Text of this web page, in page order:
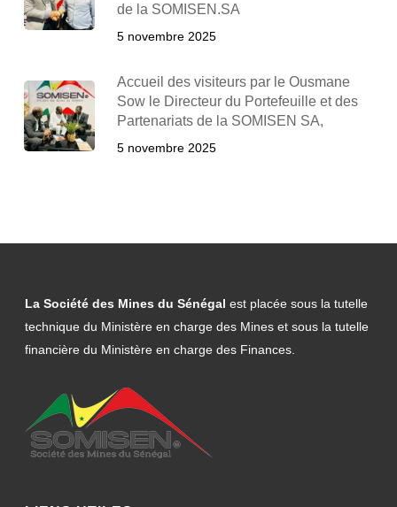
de la SOMISEN.SA
5 novembre 2025
Accueil des visiteurs par le Ousmane
Sow le Directeur du Portefeuille et des
Partenariats de la SOMISEN SA,
5 novembre 2025
La Société des Mines du Sénégal est placée sous la tutelle
technique du Ministère en charge des Mines et sous la tutelle
financière du Ministère en charge des Finances.